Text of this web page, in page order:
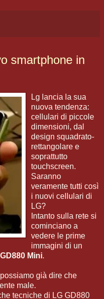
smartphone in
Lg lancia la sua
nuova tendenza:
cellulari di piccole
dimensioni, dal
design squadrato-
rettangolare e
soprattutto
touchscreen.
Saranno
veramente tutti così
i nuovi cellulari di
LG?
Intanto sulla rete si
cominciano a
vedere le prime
immagini di un
Mini.
già dire che
male.
tecniche di LG GD880